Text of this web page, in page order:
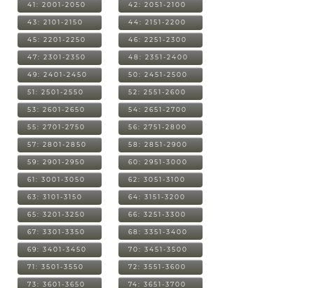
41: 2001-2050 42: 2051-2100
43: 2101-2150 44: 2151-2200
45: 2201-2250 46: 2251-2300
47: 2301-2350 48: 2351-2400
49: 2401-2450 50: 2451-2500
51: 2501-2550 52: 2551-2600
53: 2601-2650 54: 2651-2700
55: 2701-2750 56: 2751-2800
57: 2801-2850 58: 2851-2900
59: 2901-2950 60: 2951-3000
61: 3001-3050 62: 3051-3100
63: 3101-3150 64: 3151-3200
65: 3201-3250 66: 3251-3300
67: 3301-3350 68: 3351-3400
69: 3401-3450 70: 3451-3500
71: 3501-3550 72: 3551-3600
73: 3601-3650 74: 3651-3700